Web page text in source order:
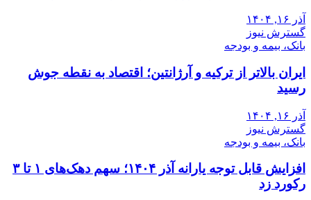
آذر ۱۶, ۱۴۰۴
گسترش نیوز
بانک، بیمه و بودجه
ایران بالاتر از ترکیه و آرژانتین؛ اقتصاد به نقطه جوش
رسید
آذر ۱۶, ۱۴۰۴
گسترش نیوز
بانک، بیمه و بودجه
افزایش قابل توجه یارانه آذر ۱۴۰۴؛ سهم دهک‌های ۱ تا ۳
رکورد زد